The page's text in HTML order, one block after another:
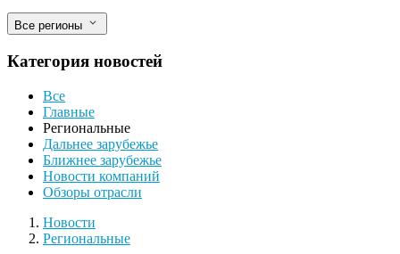
Все регионы
Категория новостей
Все
Главные
Региональные
Дальнее зарубежье
Ближнее зарубежье
Новости компаний
Обзоры отрасли
Новости
Разделы
Новости
Региональные